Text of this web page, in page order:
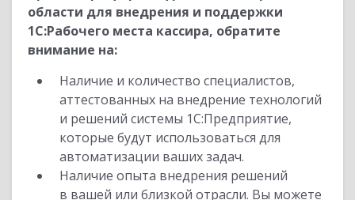
области для внедрения и поддержки
1С:Рабочего места кассира, обратите
внимание на:
Наличие и количество специалистов,
аттестованных на внедрение технологий
и решений системы 1С:Предприятие,
которые будут использоваться для
автоматизации ваших задач.
Наличие опыта внедрения решений
в вашей или близкой отрасли. Вы можете